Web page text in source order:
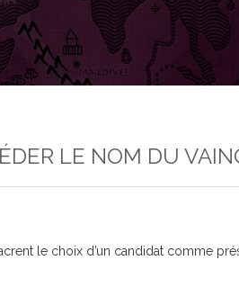
LE NOM DU
le choix d’un candidat comme